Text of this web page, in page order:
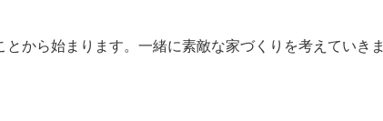
から始まります。一緒に素敵な家づくりを考えていきま